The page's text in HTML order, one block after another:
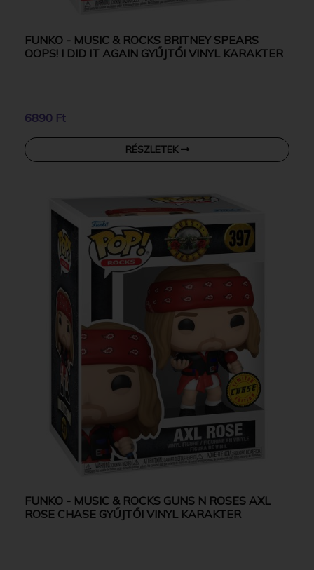
FUNKO - MUSIC & ROCKS BRITNEY SPEARS
OOPS! I DID IT AGAIN GYŰJTŐI VINYL KARAKTER
6890 Ft
RÉSZLETEK
FUNKO - MUSIC & ROCKS GUNS N ROSES AXL
ROSE CHASE GYŰJTŐI VINYL KARAKTER